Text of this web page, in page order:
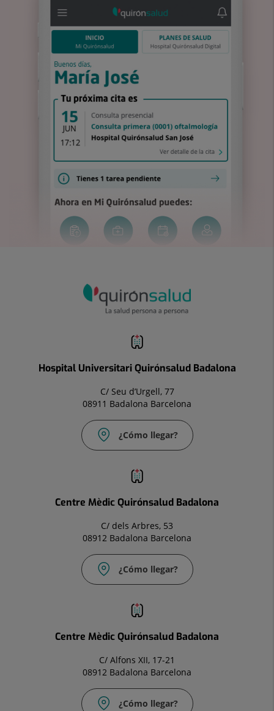
Hospital Universitari Quirónsalud Badalona
C/ Seu d’Urgell, 77
08911 Badalona Barcelona
¿Cómo llegar?
Centre Mèdic Quirónsalud Badalona
C/ dels Arbres, 53
08912 Badalona Barcelona
¿Cómo llegar?
Centre Mèdic Quirónsalud Badalona
C/ Alfons XII, 17-21
08912 Badalona Barcelona
¿Cómo llegar?